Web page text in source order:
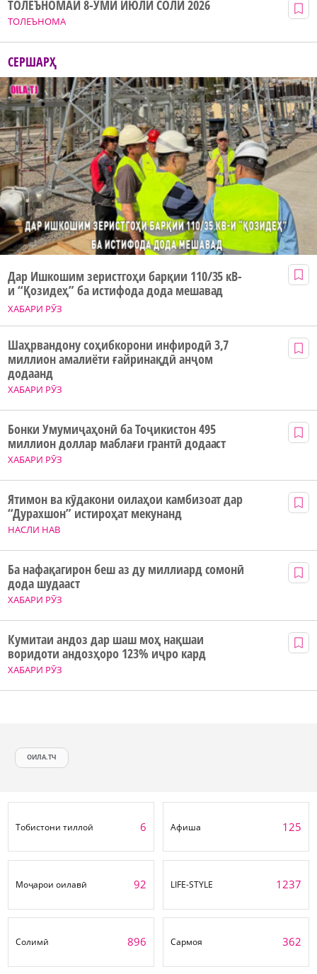
ТОЛЕЪНОМА
ТОЛЕЪНОМАИ 8-УМИ ИЮЛИ СОЛИ 2026
СЕРШАРҲ
ХАБАРИ РӮЗ
Дар Ишкошим зеристгоҳи барқии 110/35 кВ-
и “Қозидеҳ” ба истифода дода мешавад
ХАБАРИ РӮЗ
Шаҳрвандону соҳибкорони инфиродӣ 3,7
миллион амалиёти ғайринақдӣ анҷом
додаанд
ХАБАРИ РӮЗ
Бонки Умумиҷаҳонӣ ба Тоҷикистон 495
миллион доллар маблағи грантӣ додааст
НАСЛИ НАВ
Ятимон ва кӯдакони оилаҳои камбизоат дар
“Дурахшон” истироҳат мекунанд
ХАБАРИ РӮЗ
Ба нафақагирон беш аз ду миллиард сомонӣ
дода шудааст
ХАБАРИ РӮЗ
Кумитаи андоз дар шаш моҳ нақшаи
воридоти андозҳоро 123% иҷро кард
ОИЛА.ТЧ
Тобистони тиллоӣ 6 Афиша 125
Моҷарои оилавӣ 92 LIFE-STYLE 1237
Солимӣ 896 Сармоя 362